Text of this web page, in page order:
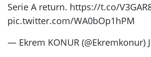
Serie A return. https://t.co/
pic.twitter.com/WA0bOp1hPM
— Ekrem KONUR (@Ekremkonur)